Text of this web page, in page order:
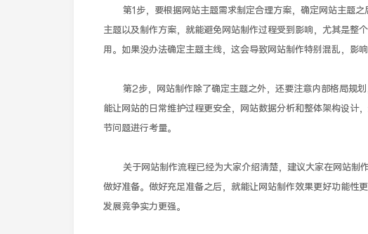
第1步，要根据网站主题需求制定合理方案，确定网站主题之
主题以及制作方案，就能避免网站制作过程受到影响，尤其是整
用。如果没办法确定主题主线，这会导致网站制作特别混乱，影
第2步，网站制作除了确定主题之外，还要注意内部格局规划
能让网站的日常维护过程更安全，网站数据分析和整体架构设计
节问题进行考量。
关于网站制作流程已经为大家介绍清楚，建议大家在网站制
做好准备。做好充足准备之后，就能让网站制作效果更好功能性
发展竞争实力更强。